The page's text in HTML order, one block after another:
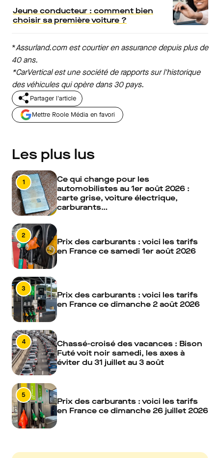
Jeune conducteur : comment bien
choisir sa première voiture ?
*Assurland.com est courtier en assurance depuis plus de
40 ans.
*CarVertical est une société de rapports sur l'historique
des véhicules qui opère dans 30 pays.
Partager l'article
Mettre Roole Média en favori
Les plus lus
1
Ce qui change pour les
automobilistes au 1er août 2026 :
carte grise, voiture électrique,
carburants…
2
Prix des carburants : voici les tarifs
en France ce samedi 1er août 2026
3
Prix des carburants : voici les tarifs
en France ce dimanche 2 août 2026
4
Chassé-croisé des vacances : Bison
Futé voit noir samedi, les axes à
éviter du 31 juillet au 3 août
5
Prix des carburants : voici les tarifs
en France ce dimanche 26 juillet 2026